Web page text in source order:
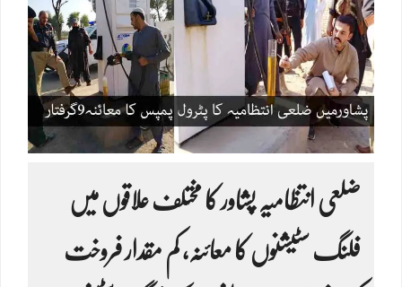
ضلعی انتظامیہ پشاور کا مختلف علاقوں میں
فلنگ سٹیشنوں کا معائنہ، کم مقدار فروخت